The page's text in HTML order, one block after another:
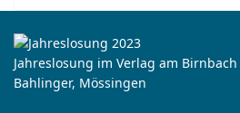
Jahreslosung im Verlag am
Bahlinger, Mössingen